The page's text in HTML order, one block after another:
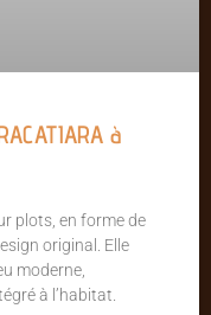
à
plots, en forme de
original. Elle
moderne,
à l’habitat.